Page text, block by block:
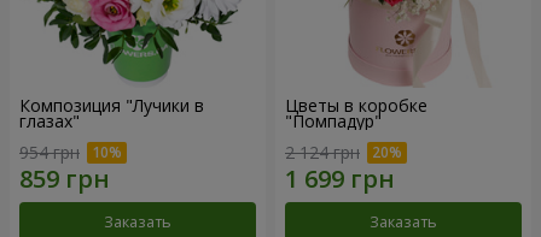
Композиция "Лучики в
глазах"
954 грн
Заказать
Цветы в коробке
"Помпадур"
2 124 грн
Заказать